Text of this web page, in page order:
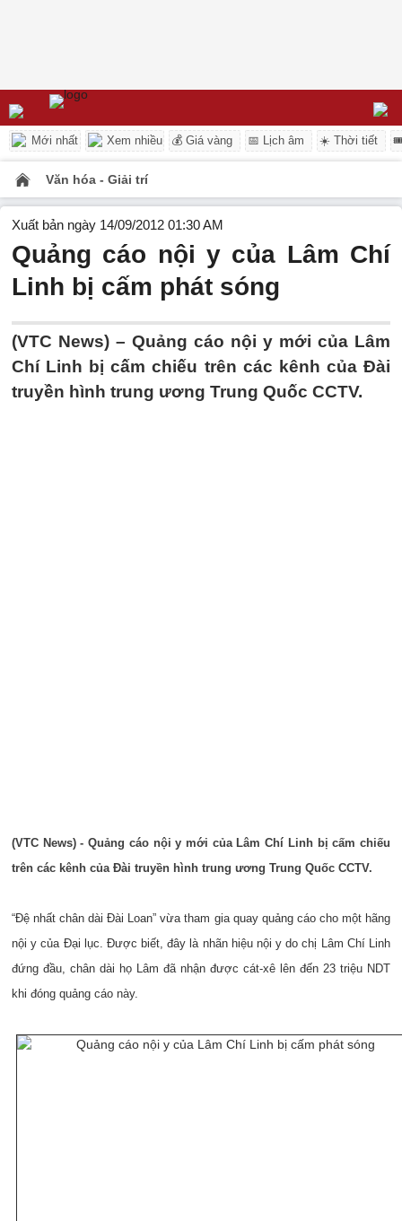
Mới nhất Xem nhiều 💰 Giá vàng 📅 Lịch âm ☀️ Thời tiết
Văn hóa - Giải trí
Xuất bản ngày 14/09/2012 01:30 AM
Quảng cáo nội y của Lâm Chí
Linh bị cấm phát sóng
(VTC News) – Quảng cáo nội y mới của Lâm
Chí Linh bị cấm chiếu trên các kênh của Đài
truyền hình trung ương Trung Quốc CCTV.
(VTC News) - Quảng cáo nội y mới của Lâm Chí Linh bị cấm chiếu
trên các kênh của Đài truyền hình trung ương Trung Quốc CCTV.
“Đệ nhất chân dài Đài Loan” vừa tham gia quay quảng cáo cho một hãng
nội y của Đại lục. Được biết, đây là nhãn hiệu nội y do chị Lâm Chí Linh
đứng đầu, chân dài họ Lâm đã nhận được cát-xê lên đến 23 triệu NDT
khi đóng quảng cáo này.